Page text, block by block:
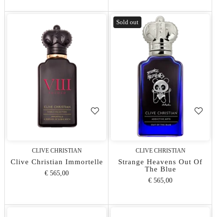
CLIVE CHRISTIAN
Clive Christian Immortelle
€ 565,00
Sold out
CLIVE CHRISTIAN
Strange Heavens Out Of
The Blue
€ 565,00